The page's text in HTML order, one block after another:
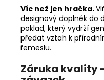
Víc než jen hračka.
designový doplněk do
poklad, který vydrží
předat vztah k
řemeslu.
Záruka kvality